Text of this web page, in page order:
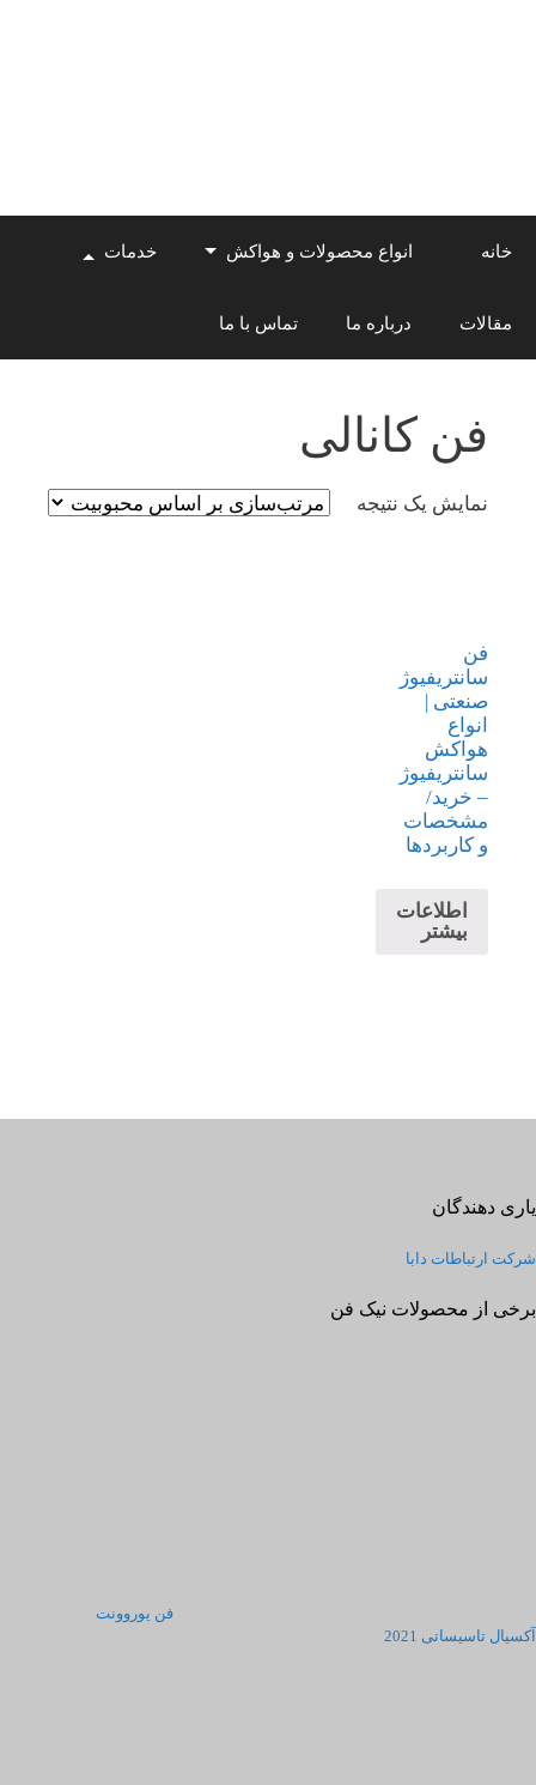
خانه انواع محصولات و هواکش خدمات
مقالات درباره ما تماس با ما
فن کانالی
نمایش یک نتیجه
فن
سانتریفیوژ
صنعتی |
انواع
هواکش
سانتریفیوژ
– خرید/
مشخصات
و کاربردها
اطلاعات
بیشتر
یاری دهندگان
شرکت ارتباطات دابا
برخی از محصولات نیک فن
فن یوروونت
آکسیال تاسیساتی 2021